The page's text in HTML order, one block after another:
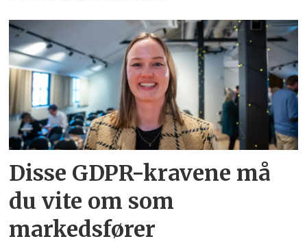
Disse GDPR-kravene må
du vite om som
markedsfører